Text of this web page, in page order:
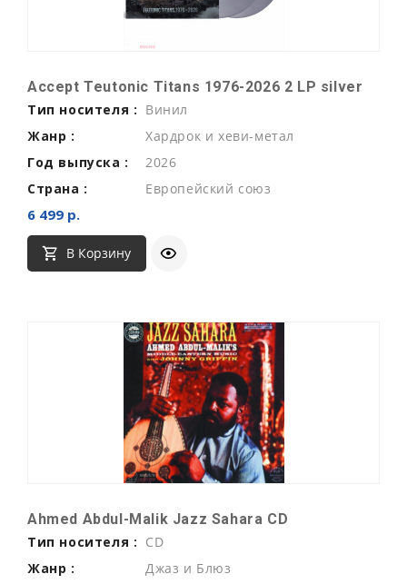
Accept Teutonic Titans 1976-2026 2 LP silver
Тип носителя : Винил
Жанр :
Хардрок и хеви-метал
Год выпуска :
2026
Страна :
Европейский союз
6 499 р.
В Корзину
Ahmed Abdul-Malik Jazz Sahara CD
Тип носителя : CD
Жанр :
Джаз и Блюз